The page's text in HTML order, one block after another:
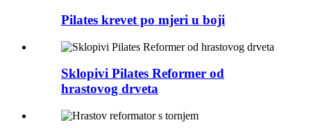
Pilates krevet po mjeri u boji
Sklopivi Pilates Reformer od
hrastovog drveta